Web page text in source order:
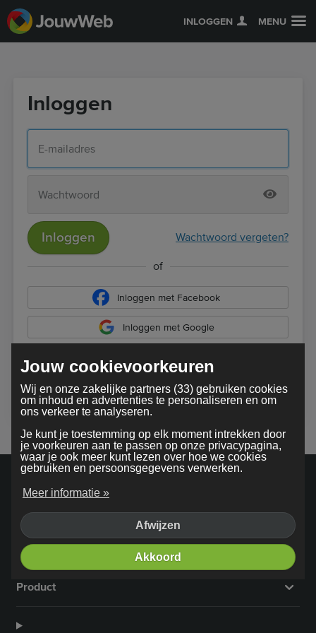
INLOGGEN MENU
Inloggen
Inloggen Wachtwoord vergeten?
of
Inloggen met Facebook
Inloggen met Google
algemene voorwaarden
Bedrijf
Product
Jouw cookievoorkeuren
Wij en onze zakelijke partners (33) gebruiken cookies
om inhoud en advertenties te personaliseren en om
ons verkeer te analyseren.
Je kunt je toestemming op elk moment intrekken door
je voorkeuren aan te passen op onze privacypagina,
waar je ook meer kunt lezen over hoe we cookies
gebruiken en persoonsgegevens verwerken.
Meer informatie »
Afwijzen
Akkoord